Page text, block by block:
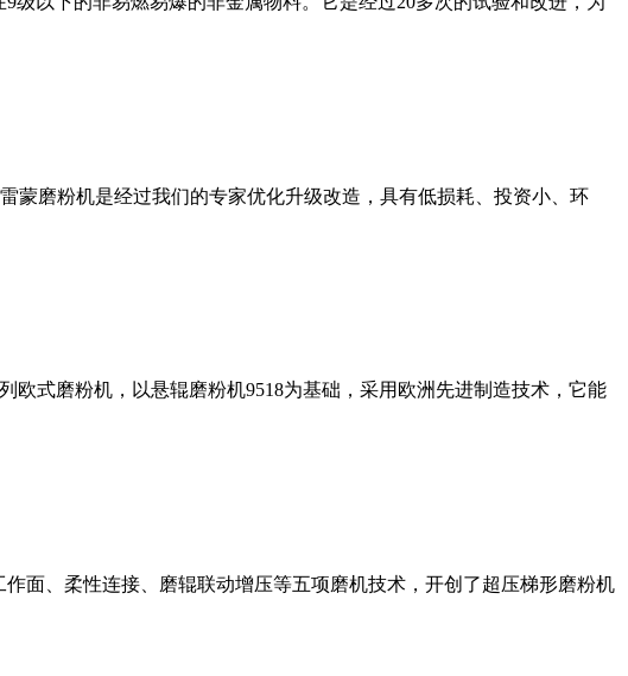
蒙磨粉机是经过我们的专家优化升级改造，具有低损耗、投资小、环
式磨粉机，以悬辊磨粉机9518为基础，采用欧洲先进制造技术，它能
面、柔性连接、磨辊联动增压等五项磨机技术，开创了超压梯形磨粉机